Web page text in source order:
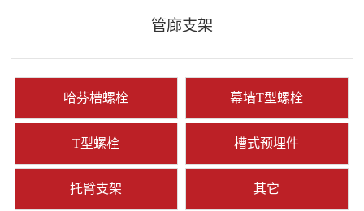
管廊支架
哈芬槽螺栓 幕墙T型螺栓
T型螺栓 槽式预埋件
托臂支架 其它